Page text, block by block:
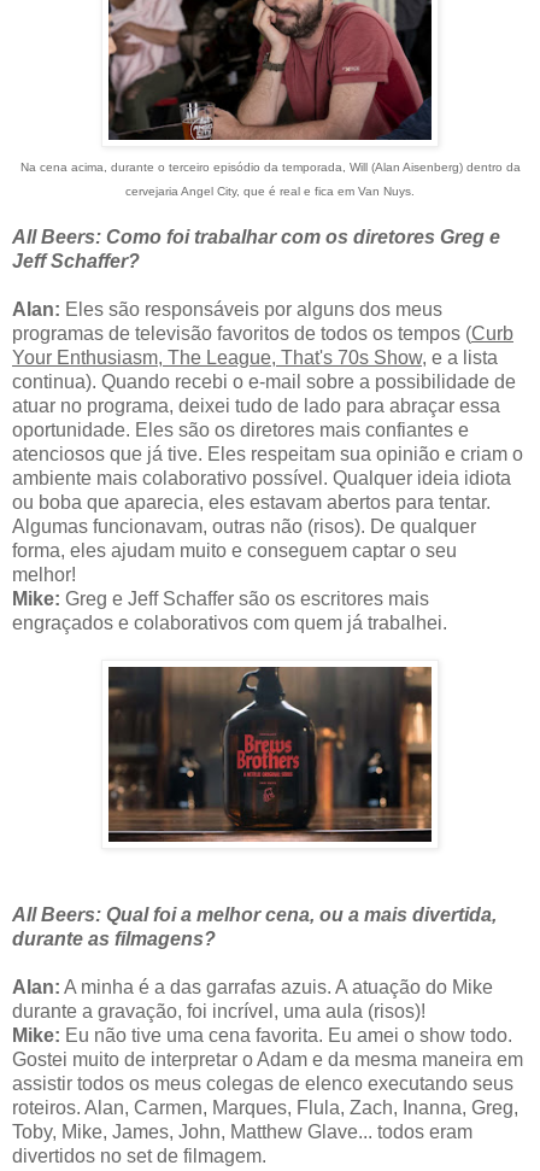
Na cena acima, durante o terceiro episódio da temporada, Will (Alan Aisenberg) dentro da
cervejaria Angel City, que é real e fica em Van Nuys.
All Beers: Como foi trabalhar com os diretores Greg e
Jeff Schaffer?
Alan: Eles são responsáveis por alguns dos meus
programas de televisão favoritos de todos os tempos (Curb
Your Enthusiasm, The League, That's 70s Show, e a lista
continua). Quando recebi o e-mail sobre a possibilidade de
atuar no programa, deixei tudo de lado para abraçar essa
oportunidade. Eles são os diretores mais confiantes e
atenciosos que já tive. Eles respeitam sua opinião e criam o
ambiente mais colaborativo possível. Qualquer ideia idiota
ou boba que aparecia, eles estavam abertos para tentar.
Algumas funcionavam, outras não (risos). De qualquer
forma, eles ajudam muito e conseguem captar o seu
melhor!
Mike: Greg e Jeff Schaffer são os escritores mais
engraçados e colaborativos com quem já trabalhei.
All Beers: Qual foi a melhor cena, ou a mais divertida,
durante as filmagens?
Alan: A minha é a das garrafas azuis. A atuação do Mike
durante a gravação, foi incrível, uma aula (risos)!
Mike: Eu não tive uma cena favorita. Eu amei o show todo.
Gostei muito de interpretar o Adam e da mesma maneira em
assistir todos os meus colegas de elenco executando seus
roteiros. Alan, Carmen, Marques, Flula, Zach, Inanna, Greg,
Toby, Mike, James, John, Matthew Glave... todos eram
divertidos no set de filmagem.